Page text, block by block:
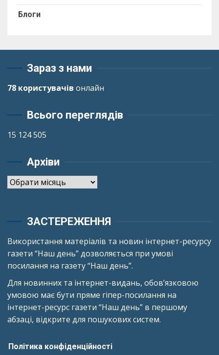
Блоги
Зараз з нами
78 користувачів онлайн
Всього переглядів
15 124 505
Архіви
Архіви
ЗАСТЕРЕЖЕННЯ
Використання матеріалів та новин інтернет-ресурсу
газети “Наш день” дозволяється при умові
посилання на газету “Наш день”.
Для новинних та інтернет-видань, обов’язковою
умовою має бути пряме гіпер-посилання на
інтернет-ресурс газети “Наш день” в першому
абзаці, відкрите для пошукових систем.
Політика конфіденційності